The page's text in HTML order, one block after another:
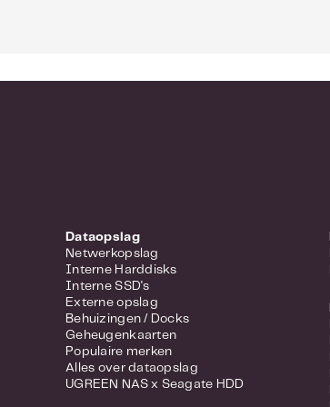
Dataopslag
Netwerkopslag
Interne Harddisks
Interne SSD's
Externe opslag
Behuizingen / Docks
Geheugenkaarten
Populaire merken
Alles over dataopslag
UGREEN NAS x Seagate HDD